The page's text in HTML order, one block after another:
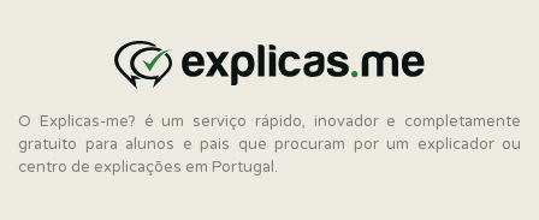
O Explicas-me? é um serviço rápido, inovador e completamente
gratuito para alunos e pais que procuram por um explicador ou
centro de explicações em Portugal.